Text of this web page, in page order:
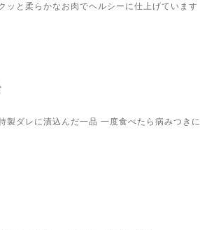
ッと柔らかなお肉でヘルシーに仕上げています
製ダレに漬込んだ一品 一度食べたら病みつきに